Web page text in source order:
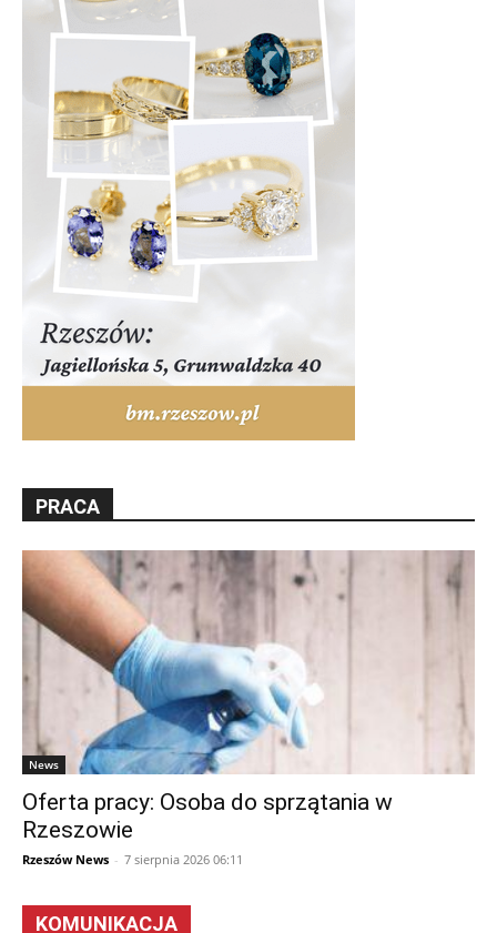
PRACA
News
Oferta pracy: Osoba do sprzątania w
Rzeszowie
Rzeszów News - 7 sierpnia 2026 06:11
KOMUNIKACJA